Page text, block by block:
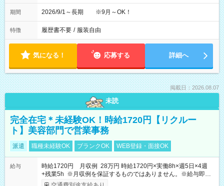
期間 2026/9/1～長期 ※9月～OK！
特徴 履歴書不要 / 服装自由
気になる！ 応募する 詳細へ
掲載日：2026.08.07
未読
完全在宅＊未経験OK！時給1720円【リクルー
ト】美容部門で営業事務
派遣 職種未経験OK ブランクOK WEB登録・面接OK
給与
時給1720円 月収例 28万円 時給1720円×実働8h×週5日×4週
+残業5h ※月収例を保証するものではありません。※給与即受
取りサービス利用可（利用条件有）